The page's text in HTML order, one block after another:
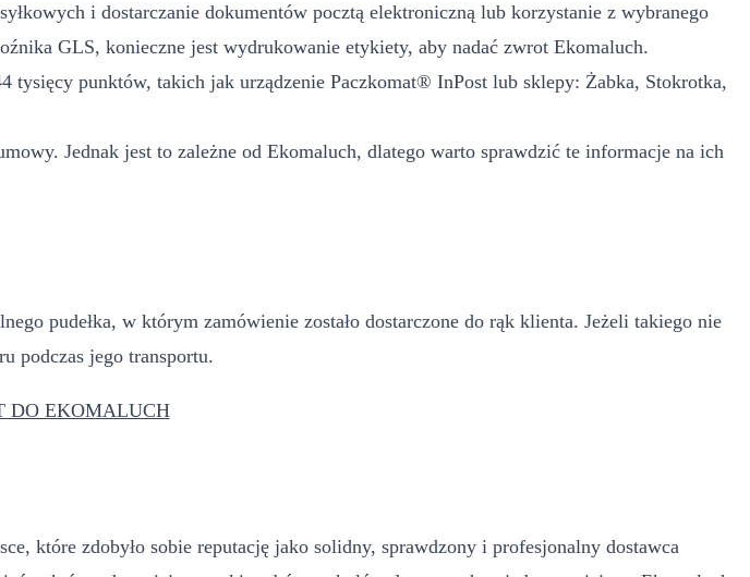
i dostarczanie dokumentów pocztą elektroniczną lub korzystanie z wybranego
GLS, konieczne jest wydrukowanie etykiety, aby nadać zwrot Ekomaluch.
tysięcy punktów, takich jak urządzenie Paczkomat® InPost lub sklepy: Żabka, Stokrotka,
Jednak jest to zależne od Ekomaluch, dlatego warto sprawdzić te informacje na ich
pudełka, w którym zamówienie zostało dostarczone do rąk klienta. Jeżeli takiego nie
podczas jego transportu.
DO EKOMALUCH
które zdobyło sobie reputację jako solidny, sprawdzony i profesjonalny dostawca